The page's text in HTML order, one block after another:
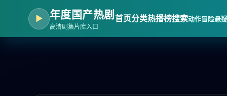
▶ 年度国产热剧
高清剧集片库入口
首页分类热播榜搜索动作冒险悬